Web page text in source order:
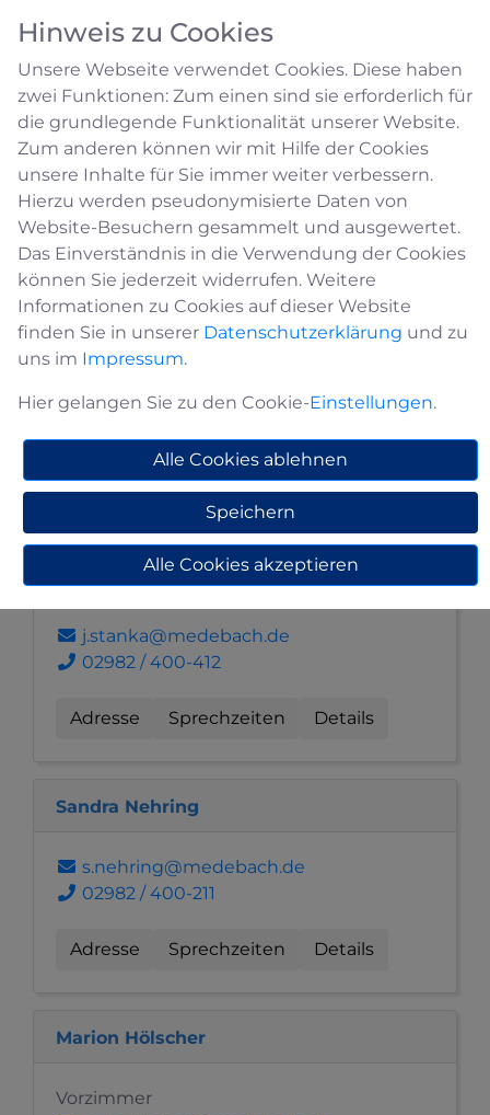
Städtepartnerschaft
Die Hansestadt Medebach unterhält
Städtepartnerschaften mit der Stadt Locminé
(Frankreich) und der Stadt Worbis (Thüringen).
Weitere Informationen zur Stadt und den
die nebenstehenden Ansprechpersonen.
Julia Stanka
j.stanka@medebach.de
02982 / 400-412
Adresse Sprechzeiten Details
Sandra Nehring
s.nehring@medebach.de
02982 / 400-211
Adresse Sprechzeiten Details
Marion Hölscher
Vorzimmer
Hinweis zu Cookies
Unsere Webseite verwendet Cookies. Diese haben
zwei Funktionen: Zum einen sind sie erforderlich für
die grundlegende Funktionalität unserer Website.
Zum anderen können wir mit Hilfe der Cookies
unsere Inhalte für Sie immer weiter verbessern.
Hierzu werden pseudonymisierte Daten von
Website-Besuchern gesammelt und ausgewertet.
Das Einverständnis in die Verwendung der Cookies
können Sie jederzeit widerrufen. Weitere
Informationen zu Cookies auf dieser Website
finden Sie in unserer Datenschutzerklärung und zu
uns im Impressum.
Hier gelangen Sie zu den Cookie-Einstellungen.
Alle Cookies ablehnen
Speichern
Alle Cookies akzeptieren